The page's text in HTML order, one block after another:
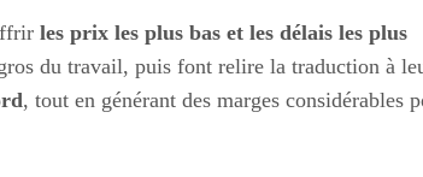
les prix les plus bas et les délais les plus
du travail, puis font relire la traduction à
, tout en générant des marges considérables